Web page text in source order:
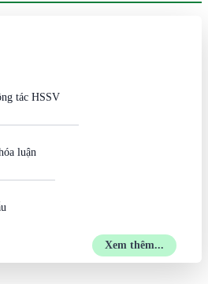
tác HSSV
luận
Xem thêm...